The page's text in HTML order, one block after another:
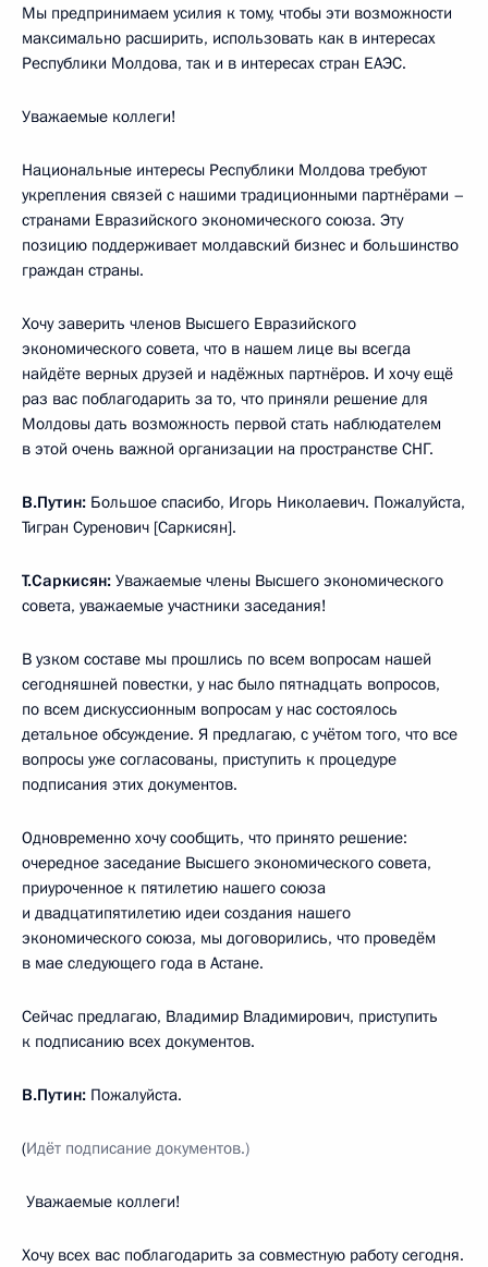
Мы предпринимаем усилия к тому, чтобы эти возможности
максимально расширить, использовать как в интересах
Республики Молдова, так и в интересах стран ЕАЭС.
Уважаемые коллеги!
Национальные интересы Республики Молдова требуют
укрепления связей с нашими традиционными партнёрами –
странами Евразийского экономического союза. Эту
позицию поддерживает молдавский бизнес и большинство
граждан страны.
Хочу заверить членов Высшего Евразийского
экономического совета, что в нашем лице вы всегда
найдёте верных друзей и надёжных партнёров. И хочу ещё
раз вас поблагодарить за то, что приняли решение для
Молдовы дать возможность первой стать наблюдателем
в этой очень важной организации на пространстве СНГ.
В.Путин: Большое спасибо, Игорь Николаевич. Пожалуйста,
Тигран Суренович [Саркисян].
Т.Саркисян: Уважаемые члены Высшего экономического
совета, уважаемые участники заседания!
В узком составе мы прошлись по всем вопросам нашей
сегодняшней повестки, у нас было пятнадцать вопросов,
по всем дискуссионным вопросам у нас состоялось
детальное обсуждение. Я предлагаю, с учётом того, что все
вопросы уже согласованы, приступить к процедуре
подписания этих документов.
Одновременно хочу сообщить, что принято решение:
очередное заседание Высшего экономического совета,
приуроченное к пятилетию нашего союза
и двадцатипятилетию идеи создания нашего
экономического союза, мы договорились, что проведём
в мае следующего года в Астане.
Сейчас предлагаю, Владимир Владимирович, приступить
к подписанию всех документов.
В.Путин: Пожалуйста.
(Идёт подписание документов.)
Уважаемые коллеги!
Хочу всех вас поблагодарить за совместную работу сегодня.